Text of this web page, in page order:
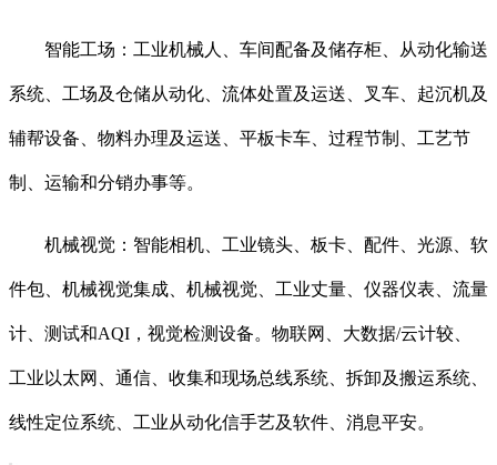
智能工场：工业机械人、车间配备及储存柜、从动化输送
系统、工场及仓储从动化、流体处置及运送、叉车、起沉机及
辅帮设备、物料办理及运送、平板卡车、过程节制、工艺节
制、运输和分销办事等。
机械视觉：智能相机、工业镜头、板卡、配件、光源、软
件包、机械视觉集成、机械视觉、工业丈量、仪器仪表、流量
计、测试和AQI，视觉检测设备。物联网、大数据/云计较、
工业以太网、通信、收集和现场总线系统、拆卸及搬运系统、
线性定位系统、工业从动化信手艺及软件、消息平安。